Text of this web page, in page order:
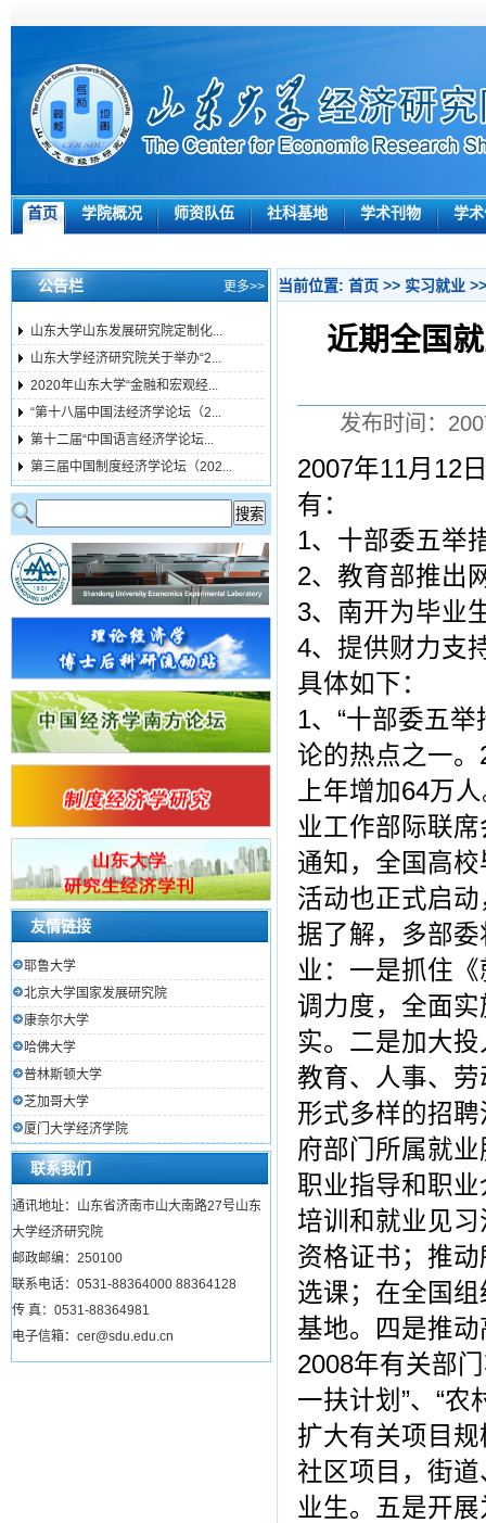
首页 学院概况 师资队伍 社科基地 学术刊物 学
公告栏 更多>>
山东大学山东发展研究院定制化...
山东大学经济研究院关于举办“2...
2020年山东大学“金融和宏观经...
“第十八届中国法经济学论坛（2...
第十二届“中国语言经济学论坛...
第三届中国制度经济学论坛（202...
友情链接
耶鲁大学
北京大学国家发展研究院
康奈尔大学
哈佛大学
普林斯顿大学
芝加哥大学
厦门大学经济学院
联系我们
通讯地址：山东省济南市山大南路27号山东
大学经济研究院
邮政邮编：250100
联系电话：0531-88364000 88364128
传 真：0531-88364981
电子信箱：cer@sdu.edu.cn
当前位置: 首页 >> 实习就业
近期全国
发布时间：
2007年11月12
有：
1、十部委五举
2、教育部推出
3、南开为毕业
4、提供财力支
具体如下：
1、“十部委五
论的热点之一
上年增加64万
业工作部际联
通知，全国高
活动也正式启
据了解，多部
业：一是抓住
调力度，全面
实。二是加大
教育、人事、
形式多样的招
府部门所属就
职业指导和职
培训和就业见
资格证书；推
选课；在全国
基地。四是推
2008年有关部
一扶计划”、“
扩大有关项目
社区项目，街
业生。五是开